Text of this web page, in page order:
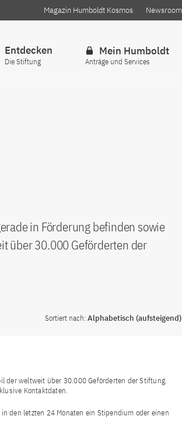
Magazin Humboldt Kosmos Newsroom
Entdecken
Die Stiftung
Mein Humboldt
Anträge und Services
in Förderung befinden sowie
über 30.000 Geförderten der
Sortiert nach: Alphabetisch (aufsteigend)
der weltweit über 30.000 Geförderten der Stiftung.
Kontaktdaten.
den letzten 24 Monaten ein Stipendium oder einen